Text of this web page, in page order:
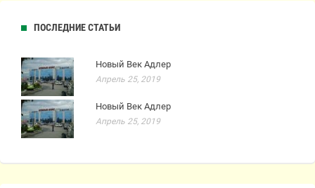
ПОСЛЕДНИЕ СТАТЬИ
Новый Век Адлер
Апрель 25, 2019
Новый Век Адлер
Апрель 25, 2019